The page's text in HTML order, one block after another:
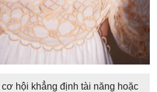
hội khẳng định tài năng hoặc